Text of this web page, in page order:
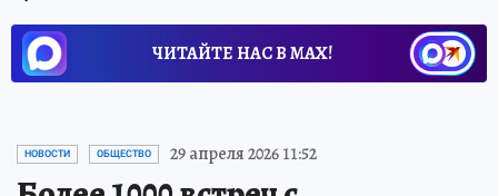
ЧИТАЙТЕ НАС В МАХ!
НОВОСТИ ОБЩЕСТВО 29 апреля 2026 11:52